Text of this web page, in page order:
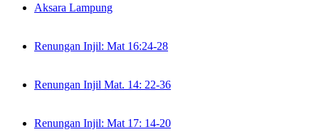
Aksara Lampung
Renungan Injil: Mat 16:24-28
Renungan Injil Mat. 14: 22-36
Renungan Injil: Mat 17: 14-20